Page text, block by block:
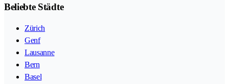
Beliebte Städte
Zürich
Genf
Lausanne
Bern
Basel